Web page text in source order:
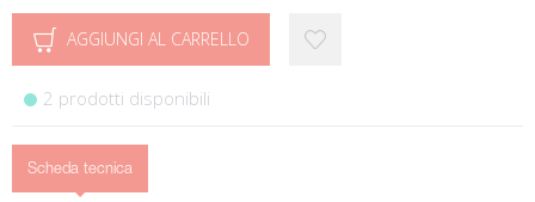
AGGIUNGI AL CARRELLO
2 prodotti disponibili
Scheda tecnica